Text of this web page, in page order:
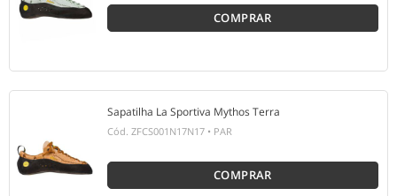
COMPRAR
Sapatilha La Sportiva Mythos Terra
Cód. ZFCS001N17N17 • PAR
COMPRAR